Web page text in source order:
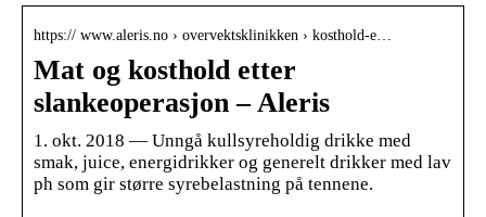
https:// www.aleris.no › overvektsklinikken › kosthold-e…
Mat og kosthold etter
slankeoperasjon – Aleris
1. okt. 2018 — Unngå kullsyreholdig drikke med
smak, juice, energidrikker og generelt drikker med lav
ph som gir større syrebelastning på tennene.